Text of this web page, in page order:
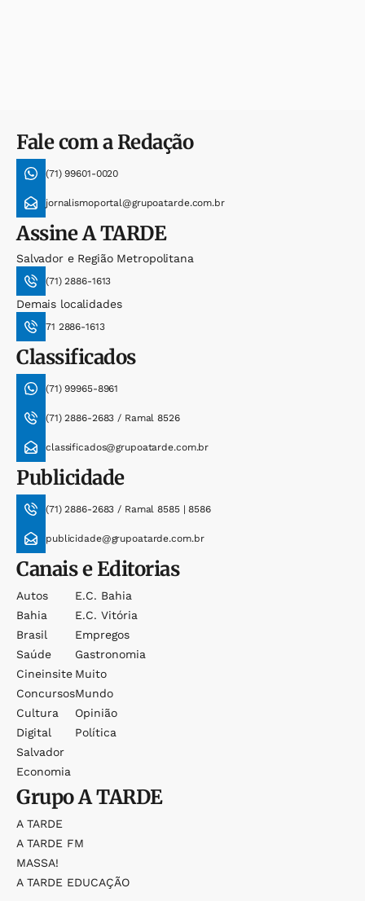
Fale com a Redação
(71) 99601-0020
jornalismoportal@grupoatarde.com.br
AssineA TARDE
Salvador e Região Metropolitana
(71) 2886-1613
Demais localidades
71 2886-1613
Classificados
(71) 99965-8961
(71) 2886-2683 / Ramal 8526
classificados@grupoatarde.com.br
Publicidade
(71) 2886-2683 / Ramal 8585 | 8586
publicidade@grupoatarde.com.br
Canais e Editorias
Autos
Bahia
Brasil
Saúde
Cineinsite
Concursos
Cultura
Digital
Salvador
Economia
E.c. Bahia
E.c. Vitória
Empregos
Gastronomia
Muito
Mundo
Opinião
Política
GrupoA TARDE
A TARDE
A TARDE FM
MASSA!
A TARDE EDUCAÇÃO